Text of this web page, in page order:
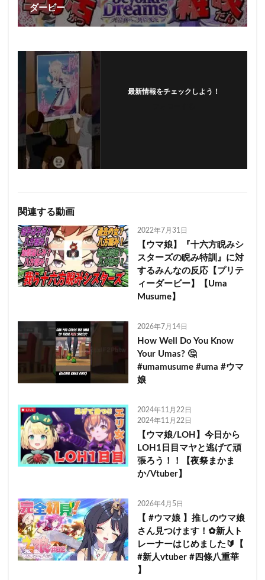
ダービー
最新情報をチェックしよう！
関連する動画
2022年7月31日
【ウマ娘】『十六方睨みシ
スターズの睨み特訓』に対
するみんなの反応【プリテ
ィーダービー】【Uma
Musume】
2026年7月14日
How Well Do You Know
Your Umas? 🤔
#umamusume #uma #ウマ
娘
2024年11月22日
2024年11月22日
【ウマ娘/LOH】今日から
LOH1日目マヤと逃げて頑
張ろう！！【夜祭まかま
か/Vtuber】
2026年4月5日
【 #ウマ娘 】推しのウマ娘
さん見つけます！✿新人ト
レーナーはじめました🔰【
#新人vtuber #四條八重華
】